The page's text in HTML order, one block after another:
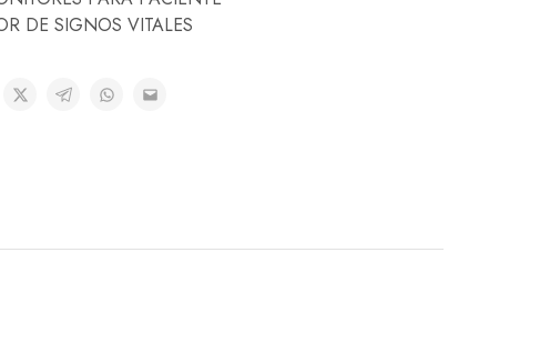
DE SIGNOS VITALES